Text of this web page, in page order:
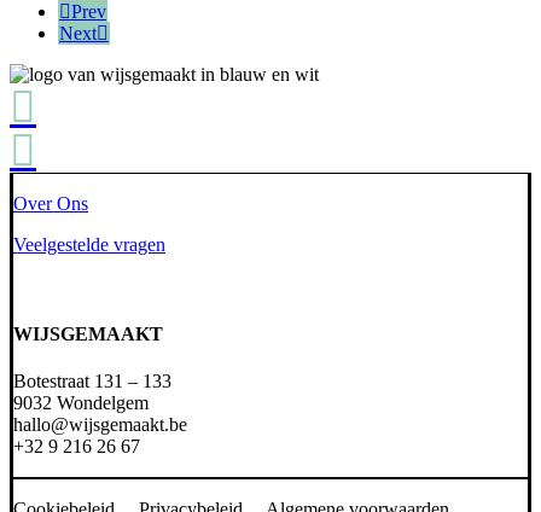
Prev
Next
Over Ons
Veelgestelde vragen
WIJSGEMAAKT
Botestraat 131 – 133
9032 Wondelgem
hallo@wijsgemaakt.be
+32 9 216 26 67